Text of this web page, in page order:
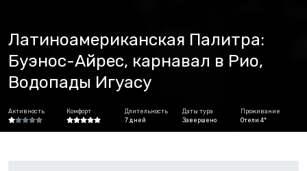
Латиноамериканская Палитра:
Буэнос-Айрес, карнавал в Рио,
Водопады Игуасу
Активность Комфорт
Длительность
7 дней
Даты тура
Завершено
Проживание
Отели 4*